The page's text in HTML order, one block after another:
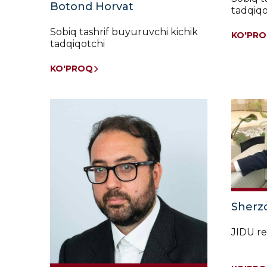
ziddiyat
antropologik
o'ziga
xususiyatlari;
yetakchi
tashkilotlar
qo‘shma
loyihalarni
(dasturlarni)
uzoq
muddatli
hamkorlikni
Botond Horvat
Sobiq tashrif buyuruvchi kichik
tadqiqotchi
KO'PROQ
JIDU